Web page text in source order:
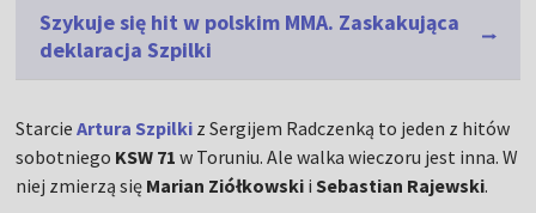
Szykuje się hit w polskim MMA. Zaskakująca
deklaracja Szpilki
StarcieArtura Szpilki z Sergijem Radczenką to jeden z hitów
sobotniego KSW 71 w Toruniu. Ale walka wieczoru jest inna. W
niej zmierzą się Marian Ziółkowski iSebastian Rajewski.